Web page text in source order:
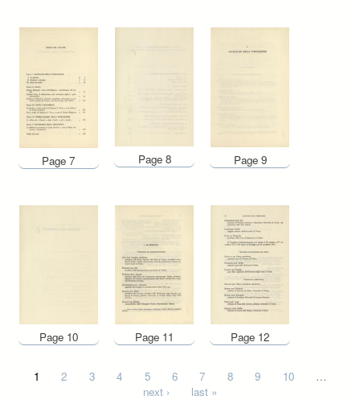
Page 7 Page 8 Page 9
Page 10 Page 11 Page 12
Pages
1 2 3 4 5 6 7 8 9 10
…
next ›
last »